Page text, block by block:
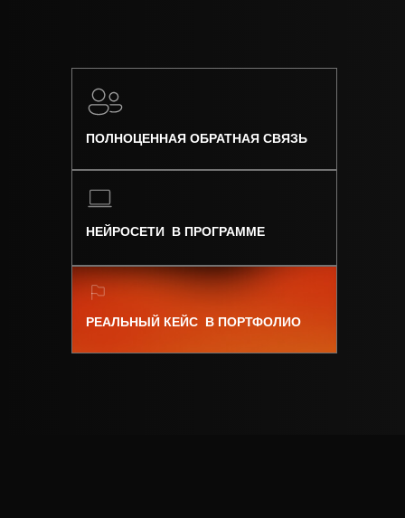
ПОЛНОЦЕННАЯ ОБРАТНАЯ СВЯЗЬ
НЕЙРОСЕТИ В ПРОГРАММЕ
РЕАЛЬНЫЙ КЕЙС В ПОРТФОЛИО